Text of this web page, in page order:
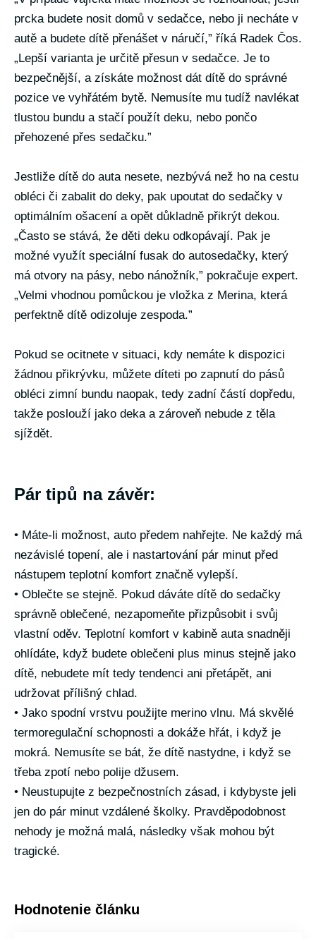
prcka budete nosit domů v sedačce, nebo ji necháte v
autě a budete dítě přenášet v náručí,” říká Radek Čos.
„Lepší varianta je určitě přesun v sedačce. Je to
bezpečnější, a získáte možnost dát dítě do správné
pozice ve vyhřátém bytě. Nemusíte mu tudíž navlékat
tlustou bundu a stačí použít deku, nebo pončo
přehozené přes sedačku.”
Jestliže dítě do auta nesete, nezbývá než ho na cestu
obléci či zabalit do deky, pak upoutat do sedačky v
optimálním ošacení a opět důkladně přikrýt dekou.
„Často se stává, že děti deku odkopávají. Pak je
možné využít speciální fusak do autosedačky, který
má otvory na pásy, nebo nánožník,” pokračuje expert.
„Velmi vhodnou pomůckou je vložka z Merina, která
perfektně dítě odizoluje zespoda.”
Pokud se ocitnete v situaci, kdy nemáte k dispozici
žádnou přikrývku, můžete díteti po zapnutí do pásů
obléci zimní bundu naopak, tedy zadní částí dopředu,
takže poslouží jako deka a zároveň nebude z těla
sjíždět.
Pár tipů na závěr:
• Máte-li možnost, auto předem nahřejte. Ne každý má
nezávislé topení, ale i nastartování pár minut před
nástupem teplotní komfort značně vylepší.
• Oblečte se stejně. Pokud dáváte dítě do sedačky
správně oblečené, nezapomeňte přizpůsobit i svůj
vlastní oděv. Teplotní komfort v kabině auta snadněji
ohlídáte, když budete oblečeni plus minus stejně jako
dítě, nebudete mít tedy tendenci ani přetápět, ani
udržovat přílišný chlad.
• Jako spodní vrstvu použijte merino vlnu. Má skvělé
termoregulační schopnosti a dokáže hřát, i když je
mokrá. Nemusíte se bát, že dítě nastydne, i když se
třeba zpotí nebo polije džusem.
• Neustupujte z bezpečnostních zásad, i kdybyste jeli
jen do pár minut vzdálené školky. Pravděpodobnost
nehody je možná malá, následky však mohou být
tragické.
Hodnotenie článku